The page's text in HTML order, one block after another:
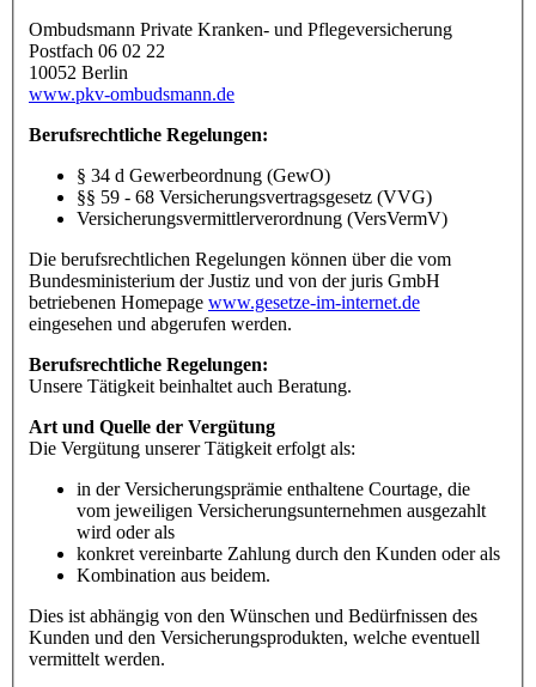
Ombudsmann Private Kranken- und Pflegeversicherung
Postfach 06 02 22
10052 Berlin
www.pkv-ombudsmann.de
Berufsrechtliche Regelungen:
§ 34 d Gewerbeordnung (GewO)
§§ 59 - 68 Versicherungsvertragsgesetz (VVG)
Versicherungsvermittlerverordnung (VersVermV)
Die berufsrechtlichen Regelungen können über die vom
Bundesministerium der Justiz und von der juris GmbH
betriebenen Homepage www.gesetze-im-internet.de
eingesehen und abgerufen werden.
Berufsrechtliche Regelungen:
Unsere Tätigkeit beinhaltet auch Beratung.
Art und Quelle der Vergütung
Die Vergütung unserer Tätigkeit erfolgt als:
in der Versicherungsprämie enthaltene Courtage, die
vom jeweiligen Versicherungsunternehmen ausgezahlt
wird oder als
konkret vereinbarte Zahlung durch den Kunden oder als
Kombination aus beidem.
Dies ist abhängig von den Wünschen und Bedürfnissen des
Kunden und den Versicherungsprodukten, welche eventuell
vermittelt werden.